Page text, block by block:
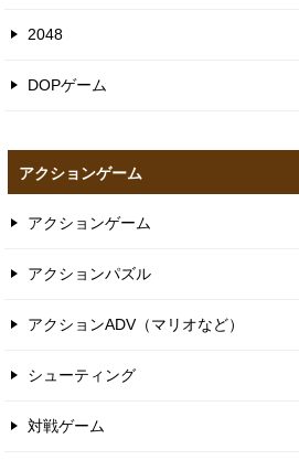
2048
DOPゲーム
アクションゲーム
アクションゲーム
アクションパズル
アクションADV（マリオなど）
シューティング
対戦ゲーム